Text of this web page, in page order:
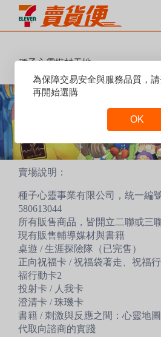
種子心靈媒材天地
賣場說明：
種子心靈事業有限公司，統一編
580613044
所有販售商品，皆開立二聯或三
現有販售輔導媒材與書籍
桌遊 / 生涯探險隊（已完售）
正向祝福卡 / 祝福袋著走、祝福
福行動卡2
投射卡 / 人我卡
澄清卡 / 珠璣卡
書籍 / 刺激與反應之間：心靈地
代取向諮商的實踐
Reset
Focus
為保障交易安全與服務品質，
再開始選購
OK
Focus